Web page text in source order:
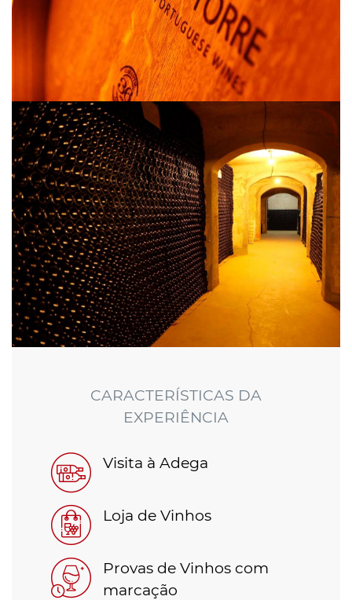
CARACTERÍSTICAS DA
EXPERIÊNCIA
Visita à Adega
Loja de Vinhos
Provas de Vinhos com
marcação